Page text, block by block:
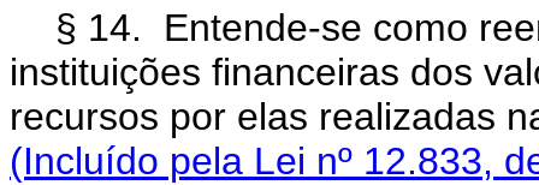
§ 14. Entende-se como
instituições financeiras dos
recursos por elas realizadas
(Incluído pela Lei nº 12.833,